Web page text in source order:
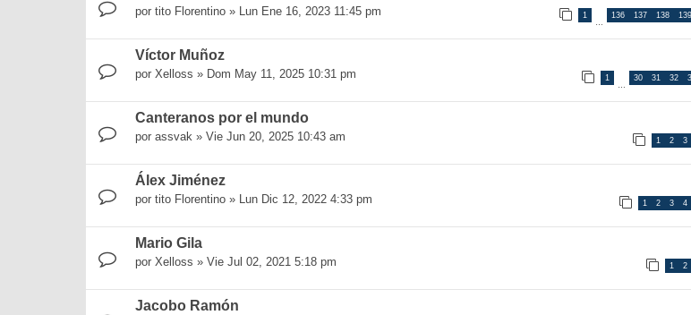
por tito Florentino » Lun Ene 16, 2023 11:45 pm 1
…
136 137 138 139
Víctor Muñoz
por Xelloss » Dom May 11, 2025 10:31 pm 1
…
30 31 32
Canteranos por el mundo
por assvak » Vie Jun 20, 2025 10:43 am 1 2 3
Álex Jiménez
por tito Florentino » Lun Dic 12, 2022 4:33 pm 1 2 3 4
Mario Gila
por Xelloss » Vie Jul 02, 2021 5:18 pm 1 2
Jacobo Ramón